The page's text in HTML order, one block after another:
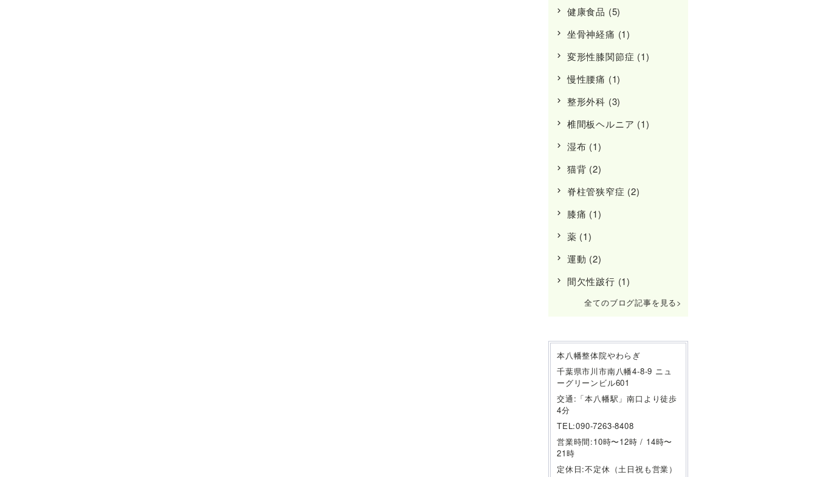
健康食品 (5)
坐骨神経痛 (1)
変形性膝関節症 (1)
慢性腰痛 (1)
整形外科 (3)
椎間板ヘルニア (1)
湿布 (1)
猫背 (2)
脊柱管狭窄症 (2)
膝痛 (1)
薬 (1)
運動 (2)
間欠性跛行 (1)
全てのブログ記事を見る
本八幡整体院やわらぎ
千葉県市川市南八幡4-8-9 ニュ
ーグリーンビル601
交通:「本八幡駅」南口より徒歩
4分
TEL:090-7263-8408
営業時間:10時〜12時 / 14時〜
21時
定休日:不定休（土日祝も営業）